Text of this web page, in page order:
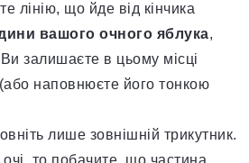
лінію, що йде від кінчика
вашого очного яблука,
залишаєте в цьому місці
наповнюєте його тонкою
лише зовнішній трикутник.